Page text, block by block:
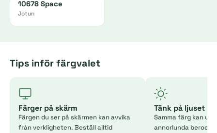
10678 Space
Jotun
Tips inför färgvalet
Färger på skärm
Färgen du ser på skärmen kan avvika
från verkligheten. Beställ alltid
Tänk på ljuset
Samma färg kan
annorlunda